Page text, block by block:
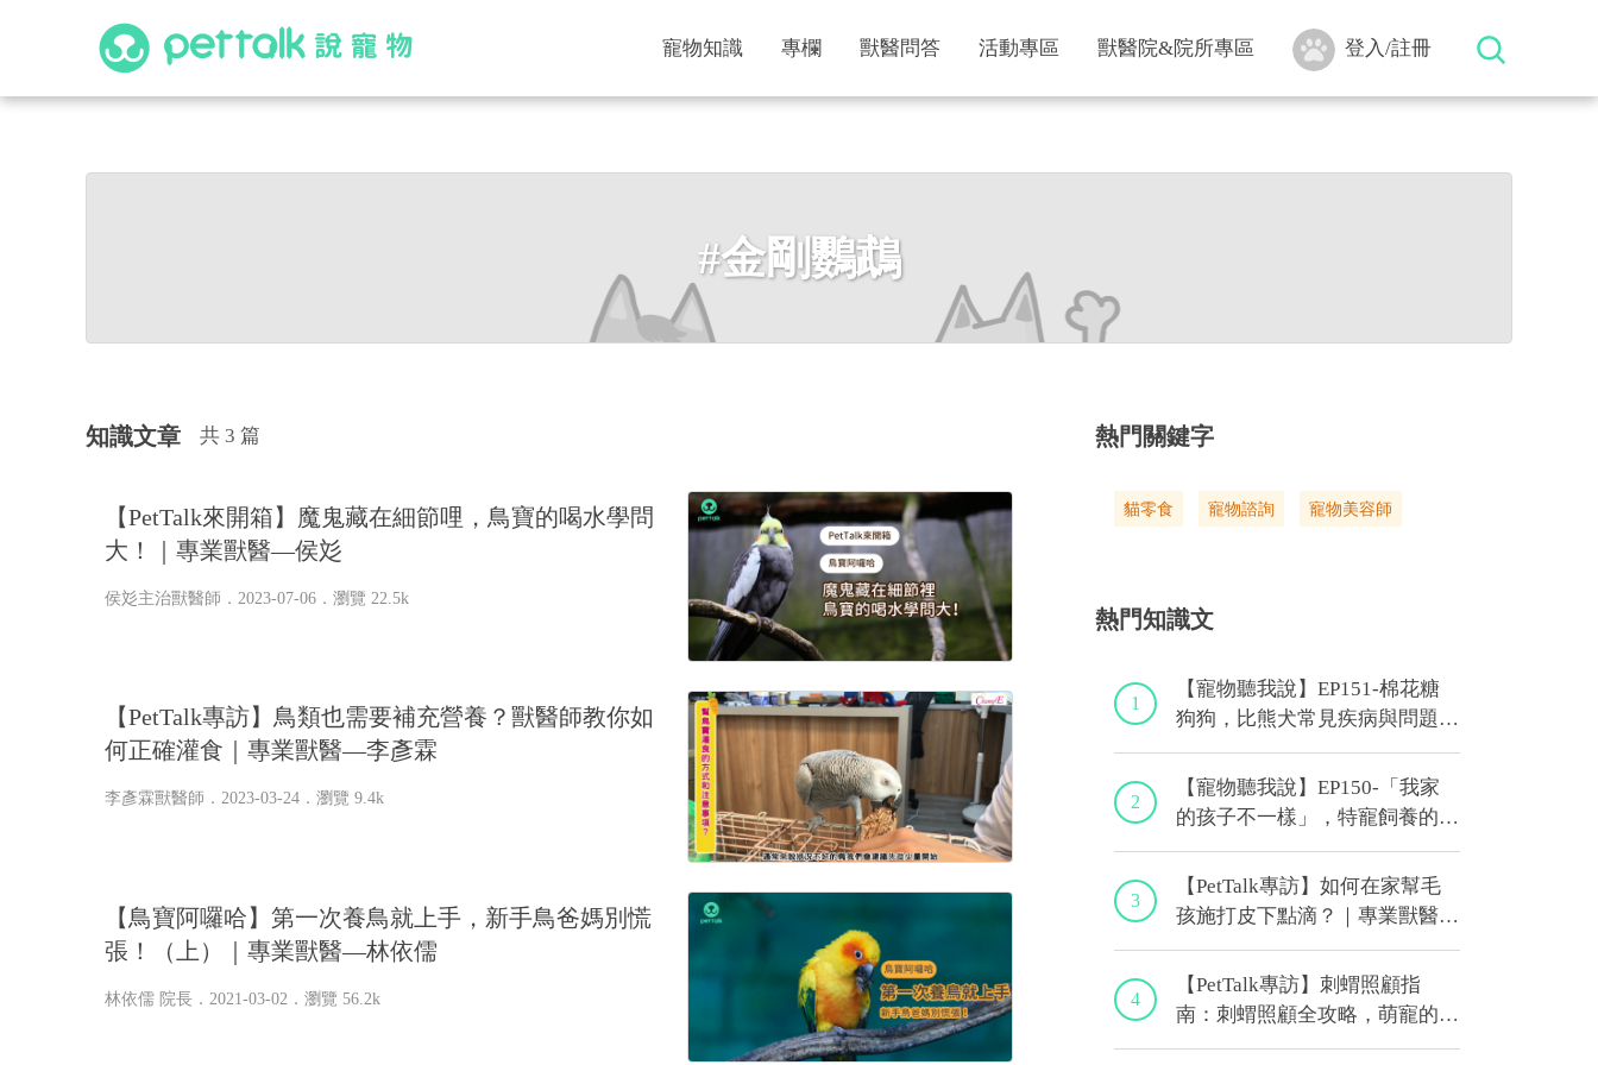
寵物知識 專欄 獸醫問答 活動專區 獸醫院&院所專區 登入/註冊
#金剛鸚鵡
知識文章 共 3 篇
【PetTalk來開箱】魔鬼藏在細節哩，鳥寶的喝水學問
大！｜專業獸醫—侯彣
侯彣主治獸醫師 ．2023-07-06． 瀏覽 22.5k
【PetTalk專訪】鳥類也需要補充營養？獸醫師教你如
何正確灌食｜專業獸醫—李彥霖
李彥霖獸醫師 ．2023-03-24． 瀏覽 9.4k
【鳥寶阿囉哈】第一次養鳥就上手，新手鳥爸媽別慌
張！（上）｜專業獸醫—林依儒
林依儒 院長 ．2021-03-02． 瀏覽 56.2k
熱門關鍵字
貓零食 寵物諮詢 寵物美容師
熱門知識文
1
【寵物聽我說】EP151-棉花糖
狗狗，比熊犬常見疾病與問題大
解析！｜專業獸醫—林筱瑞
2
【寵物聽我說】EP150-「我家
的孩子不一樣」，特寵飼養的最
佳後盾！特寵獸醫師駕到！｜專
業獸醫—侯彣
3
【PetTalk專訪】如何在家幫毛
孩施打皮下點滴？｜專業獸醫師
—宋子揚
4
【PetTalk專訪】刺蝟照顧指
南：刺蝟照顧全攻略，萌寵的健
康秘訣｜專業獸醫—侯彣